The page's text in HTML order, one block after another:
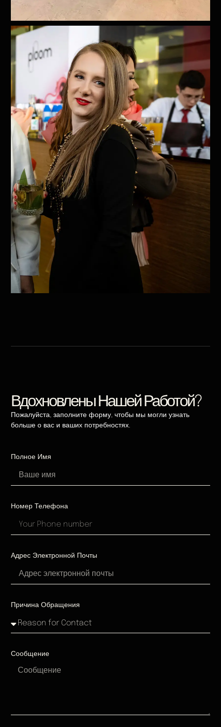
Вдохновлены Нашей Работой?
Пожалуйста, заполните форму, чтобы мы могли узнать
больше о вас и ваших потребностях.
Полное Имя
Номер Телефона
Адрес Электронной Почты
Причина Обращения
Сообщение